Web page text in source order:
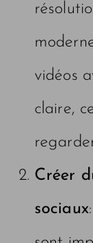
vidéos
claire,
Créer
sociaux